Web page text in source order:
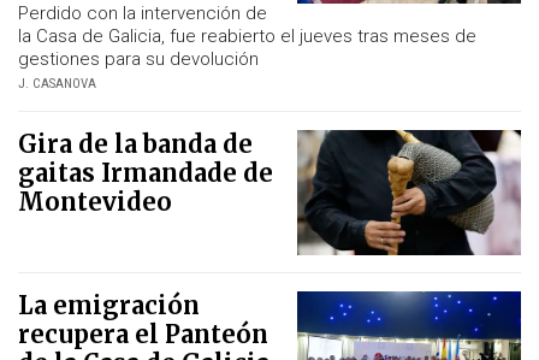
Perdido con la intervención de
la Casa de Galicia, fue reabierto el jueves tras meses de
gestiones para su devolución
J. CASANOVA
Gira de la banda de
gaitas Irmandade de
Montevideo
La emigración
recupera el Panteón